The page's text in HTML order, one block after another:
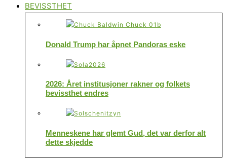
BEVISSTHET
Donald Trump har åpnet Pandoras eske
2026: Året institusjoner rakner og folkets
bevissthet endres
Menneskene har glemt Gud, det var derfor alt
dette skjedde